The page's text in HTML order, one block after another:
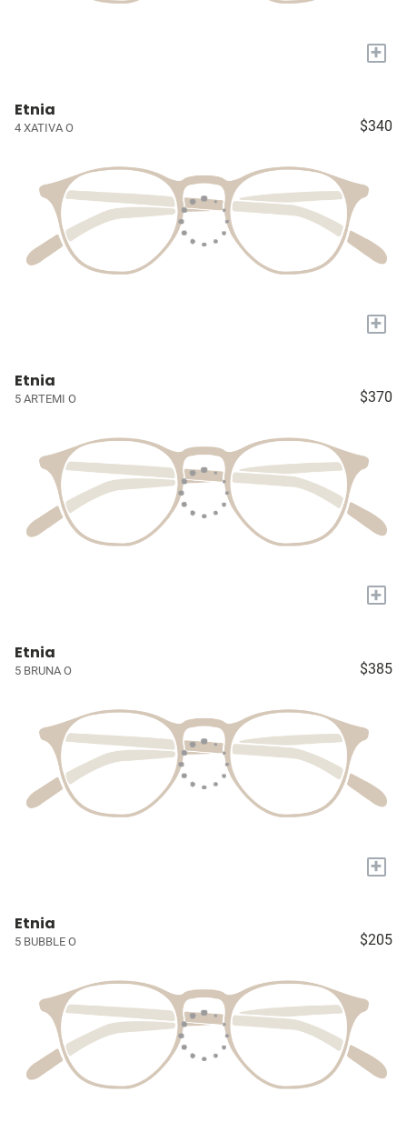
+
Etnia
4 XATIVA O $340
+
Etnia
5 ARTEMI O $370
+
Etnia
5 BRUNA O $385
+
Etnia
5 BUBBLE O $205